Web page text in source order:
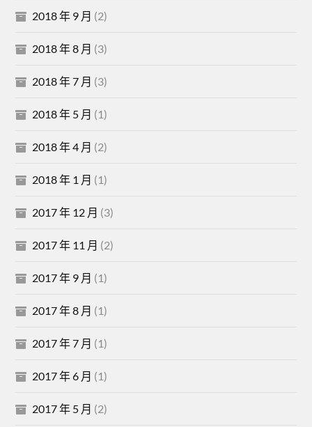
2018 年 9 月 (2)
2018 年 8 月 (3)
2018 年 7 月 (3)
2018 年 5 月 (1)
2018 年 4 月 (2)
2018 年 1 月 (1)
2017 年 12 月 (3)
2017 年 11 月 (2)
2017 年 9 月 (1)
2017 年 8 月 (1)
2017 年 7 月 (1)
2017 年 6 月 (1)
2017 年 5 月 (2)